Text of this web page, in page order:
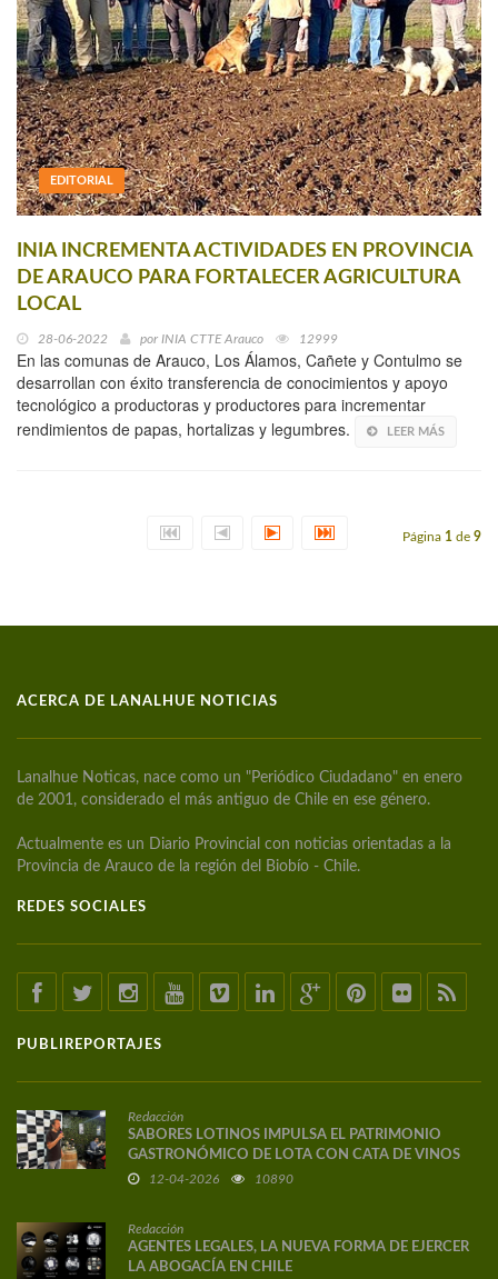
EDITORIAL
INIA INCREMENTA ACTIVIDADES EN PROVINCIA
DE ARAUCO PARA FORTALECER AGRICULTURA
LOCAL
28-06-2022 por INIA CTTE Arauco 12999
En las comunas de Arauco, Los Álamos, Cañete y Contulmo se
desarrollan con éxito transferencia de conocimientos y apoyo
tecnológico a productoras y productores para incrementar
rendimientos de papas, hortalizas y legumbres.
LEER MÁS
Página 1 de 9
ACERCA DE LANALHUE NOTICIAS
Lanalhue Noticas, nace como un "Periódico Ciudadano" en enero
de 2001, considerado el más antiguo de Chile en ese género.
Actualmente es un Diario Provincial con noticias orientadas a la
Provincia de Arauco de la región del Biobío - Chile.
REDES SOCIALES
PUBLIREPORTAJES
Redacción
SABORES LOTINOS IMPULSA EL PATRIMONIO
GASTRONÓMICO DE LOTA CON CATA DE VINOS
DE AUTOR
12-04-2026 10890
Redacción
AGENTES LEGALES, LA NUEVA FORMA DE EJERCER
LA ABOGACÍA EN CHILE